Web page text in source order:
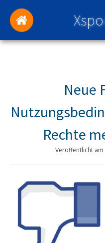
Neue
Rechte
Veröffentlicht am